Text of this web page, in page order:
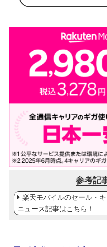
参考記
楽天モバイルのセール・
ニュース記事はこちら！